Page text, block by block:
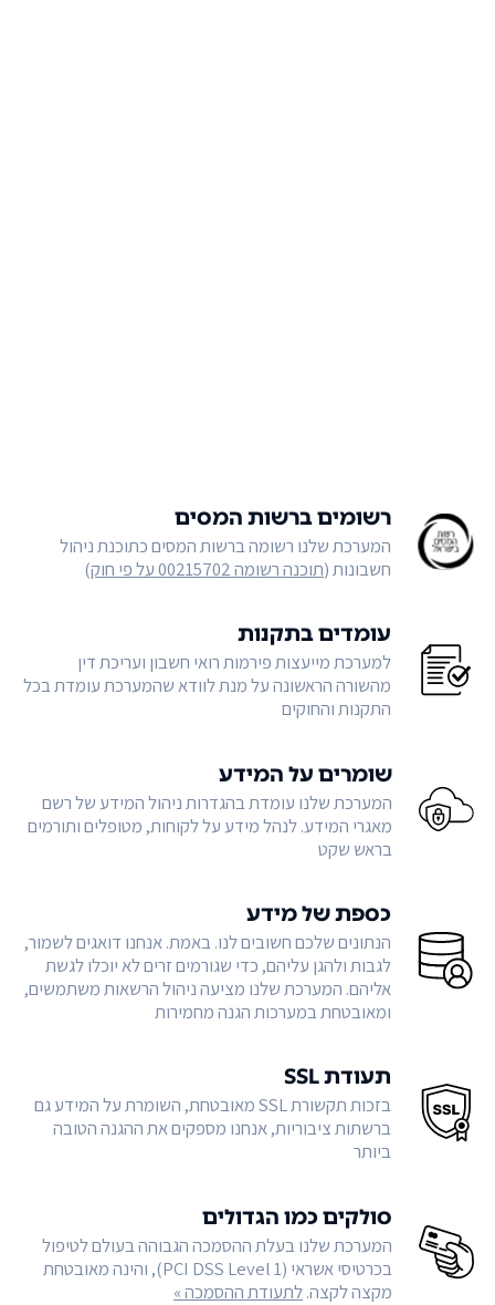
רשומים ברשות המסים
המערכת שלנו רשומה ברשות המסים כתוכנת ניהול
חשבונות (תוכנה רשומה 00215702 על פי חוק )
עומדים בתקנות
למערכת מייעצות פירמות רואי חשבון ועריכת דין
מהשורה הראשונה על מנת לוודא שהמערכת עומדת בכל
התקנות והחוקים
שומרים על המידע
המערכת שלנו עומדת בהגדרות ניהול המידע של רשם
מאגרי המידע. לנהל מידע על לקוחות, מטופלים ותורמים
בראש שקט
כספת של מידע
הנתונים שלכם חשובים לנו. באמת. אנחנו דואגים לשמור,
לגבות ולהגן עליהם, כדי שגורמים זרים לא יוכלו לגשת
אליהם. המערכת שלנו מציעה ניהול הרשאות משתמשים,
ומאובטחת במערכות הגנה מחמירות
תעודת SSL
בזכות תקשורת SSL מאובטחת, השומרת על המידע גם
ברשתות ציבוריות, אנחנו מספקים את ההגנה הטובה
ביותר
סולקים כמו הגדולים
המערכת שלנו בעלת ההסמכה הגבוהה בעולם לטיפול
בכרטיסי אשראי (PCI DSS Level 1), והינה מאובטחת
מקצה לקצה.לתעודת ההסמכה »